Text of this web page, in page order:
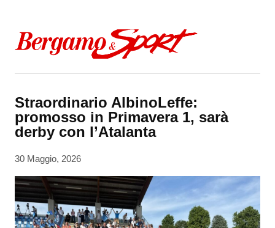
Straordinario AlbinoLeffe:
promosso in Primavera 1, sarà
derby con l’Atalanta
30 Maggio, 2026